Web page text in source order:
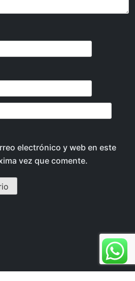
electrónico y web en este
vez que comente.